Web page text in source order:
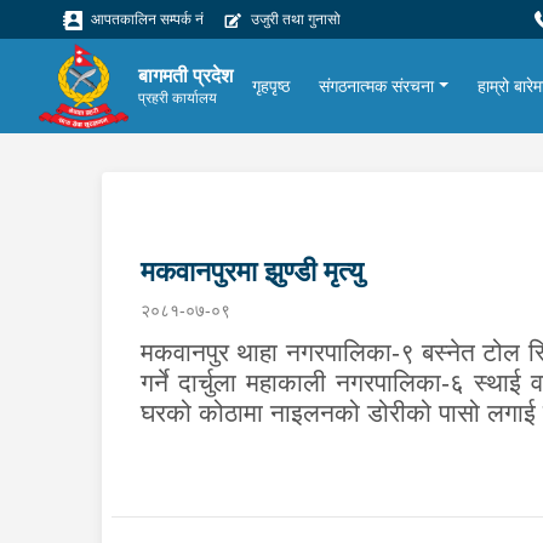
आपतकालिन सम्पर्क नं उजुरी तथा गुनासो
बागमती प्रदेश
प्रहरी कार्यालय
गृहपृष्ठ संगठनात्मक संरचना हाम्रो
मकवानपुरमा झुण्डी मृत्यु
२०८१-०७-०९
मकवानपुर थाहा नगरपालिका-९ बस्नेत टोल
गर्ने दार्चुला महाकाली नगरपालिका-६
घरको कोठामा नाइलनको डोरीको पासो